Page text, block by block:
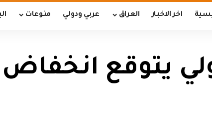
اخر الاخبار العراق عربي ودولي منوعات
يتوقع